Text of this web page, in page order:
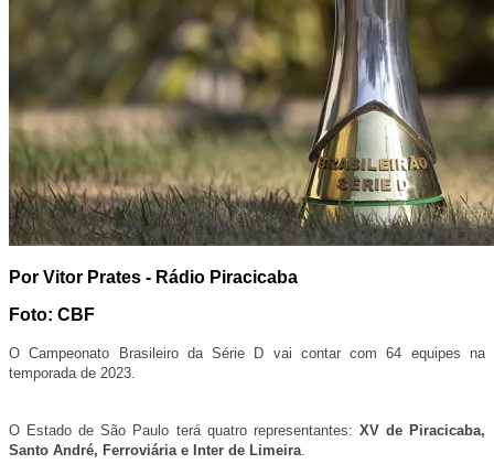
Por Vitor Prates - Rádio Piracicaba
Foto: CBF
O Campeonato Brasileiro da Série D vai contar com 64 equipes na
temporada de 2023.
O Estado de São Paulo terá quatro representantes: XV de Piracicaba,
Santo André, Ferroviária e Inter de Limeira